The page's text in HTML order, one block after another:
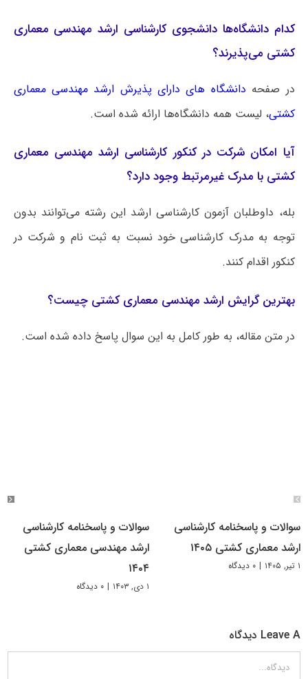
کدام دانشگاه‌ها دانشجوی کارشناسی ارشد مهندسی معماری
کشتی می‌پذیرند؟
در صفحه دانشگاه های دارای پذیرش ارشد مهندسی معماری
کشتی، لیست همه دانشگاه‌ها ارائه شده است.
آیا امکان شرکت در کنکور کارشناسی ارشد مهندسی معماری
کشتی با مدرک غیرمرتبط وجود دارد؟
بله، داوطلبان آزمون کارشناسی ارشد این رشته می‌توانند بدون
توجه به مدرک کارشناسی خود نسبت به ثبت نام و شرکت در
کنکور اقدام کنند.
بهترین گرایش ارشد مهندسی معماری کشتی چیست؟
در متن مقاله، به طور کامل به این سوال پاسخ داده شده است.
سوالات و پاسخنامه کارشناسی
ارشد معماری کشتی ۱۴۰۵
۱ تیر, ۱۴۰۵ | ۰ دیدگاه
سوالات و پاسخنامه کارشناسی
ارشد مهندسی معماری کشتی
۱۴۰۴
۱ دی, ۱۴۰۳ | ۰ دیدگاه
Leave A دیدگاه
دیدگاه